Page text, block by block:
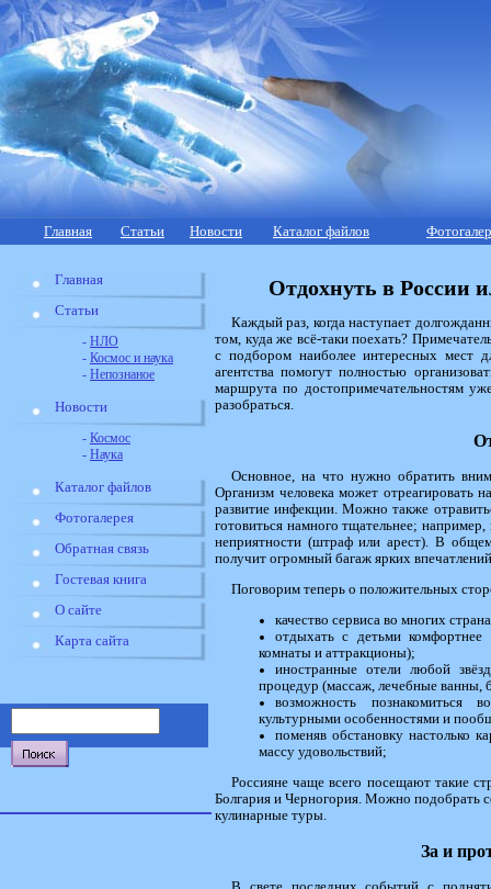
Главная Статьи Новости Каталог файлов
Главная
Статьи
- НЛО
- Космос и наука
- Непознаное
Новости
- Космос
- Наука
Каталог файлов
Фотогалерея
Обратная связь
Гостевая книга
О сайте
Карта сайта
Отдохнуть в России
Каждый раз, когда наступает
том, куда же всё-таки поехать?
с подбором наиболее интересных мест
агентства помогут полностью
маршрута по достопримечательностям
разобраться.
Основное, на что нужно обратить
Организм человека может отреагировать
развитие инфекции. Можно также
готовиться намного тщательнее;
неприятности (штраф или арест). В
получит огромный багаж ярких
Поговорим теперь о положительных
качество сервиса во многих
отдыхать с детьми
комнаты и аттракционы);
иностранные отели любой
процедур (массаж, лечебные ванны,
возможность познакомиться
культурными особенностями и
поменяв обстановку настолько
массу удовольствий;
Россияне чаще всего посещают такие
Болгария и Черногория. Можно подобрать
кулинарные туры.
За и